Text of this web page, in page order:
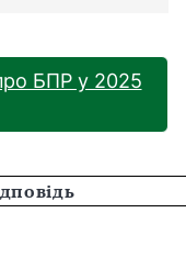
БПР у 2025